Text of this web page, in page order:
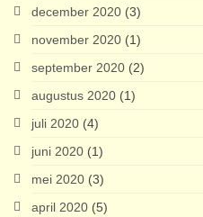
december 2020 (3)
november 2020 (1)
september 2020 (2)
augustus 2020 (1)
juli 2020 (4)
juni 2020 (1)
mei 2020 (3)
april 2020 (5)